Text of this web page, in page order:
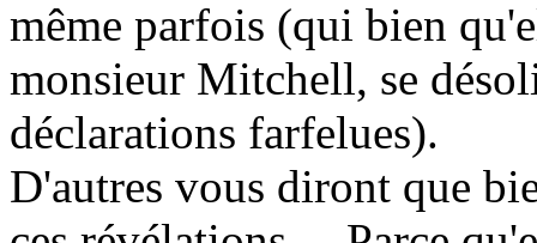
même parfois (qui bien
monsieur Mitchell, se
déclarations farfelues).
D'autres vous diront que